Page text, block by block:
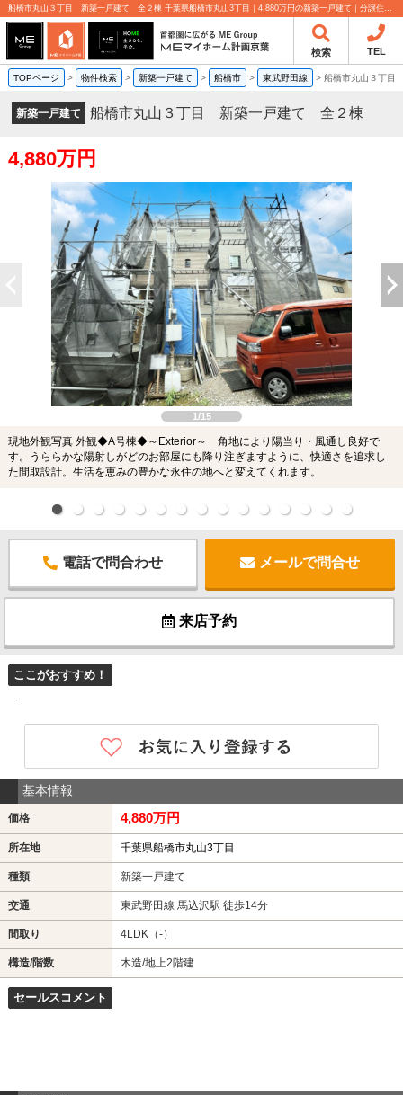
船橋市丸山３丁目 新築一戸建て 全２棟 千葉県船橋市丸山3丁目｜4,880万円の新築一戸建て｜分譲住宅や新築物件｜MEマイホーム計画京葉株式会社
検索 TEL
TOPページ > 物件検索 > 新築一戸建て > 船橋市 > 東武野田線 > 船橋市丸山３丁
新築一戸建て 船橋市丸山３丁目 新築一戸建て 全２棟
4,880万円
1/15
現地外観写真 外観◆A号棟◆～Exterior～ 角地により陽当り・風通し良好で
す。うららかな陽射しがどのお部屋にも降り注ぎますように、快適さを追求し
た間取設計。生活を恵みの豊かな永住の地へと変えてくれます。
電話で問合わせ メールで問合せ
来店予約
ここがおすすめ！
-
基本情報
価格 4,880万円
所在地 千葉県船橋市丸山3丁目
種類 新築一戸建て
交通 東武野田線 馬込沢駅 徒歩14分
間取り 4LDK（-）
構造/階数 木造/地上2階建
セールスコメント